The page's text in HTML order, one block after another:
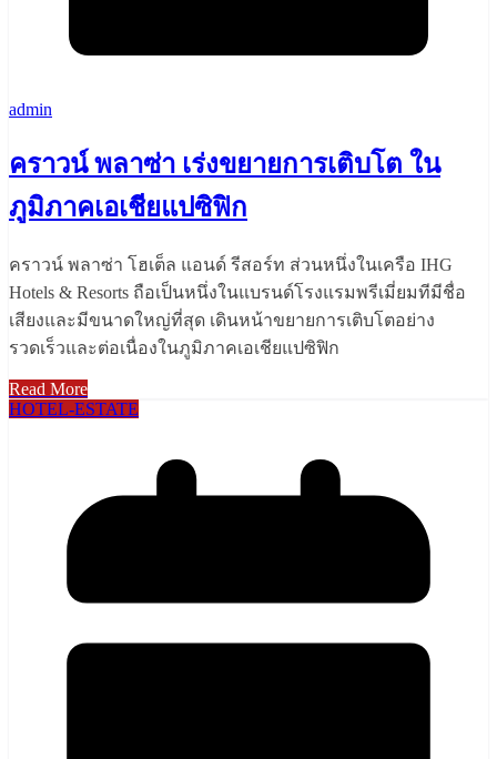
admin
คราวน์ พลาซ่า เร่งขยายการเติบโต ใน
ภูมิภาคเอเชียแปซิฟิก
คราวน์ พลาซ่า โฮเต็ล แอนด์ รีสอร์ท ส่วนหนึ่งในเครือ IHG
Hotels & Resorts ถือเป็นหนึ่งในแบรนด์โรงแรมพรีเมี่ยมทีมีชื่อ
เสียงและมีขนาดใหญ่ที่สุด เดินหน้าขยายการเติบโตอย่าง
รวดเร็วและต่อเนื่องในภูมิภาคเอเชียแปซิฟิก
Read More
HOTEL-ESTATE